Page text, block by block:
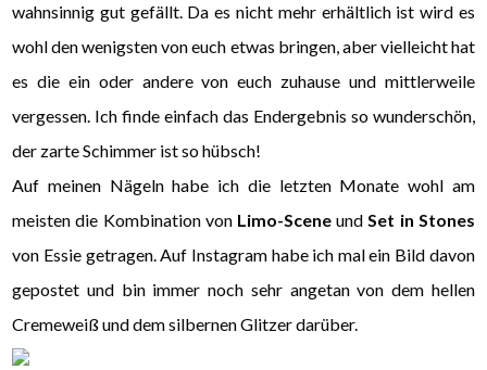
wahnsinnig gut gefällt. Da es nicht mehr erhältlich ist wird es
wohl den wenigsten von euch etwas bringen, aber vielleicht hat
es die ein oder andere von euch zuhause und mittlerweile
vergessen. Ich finde einfach das Endergebnis so wunderschön,
der zarte Schimmer ist so hübsch!
Auf meinen Nägeln habe ich die letzten Monate wohl am
meisten die Kombination von Limo-SceneundSet in Stones
von Essie getragen. Auf Instagram habe ich mal ein Bild davon
gepostet und bin immer noch sehr angetan von dem hellen
Cremeweiß und dem silbernen Glitzer darüber.